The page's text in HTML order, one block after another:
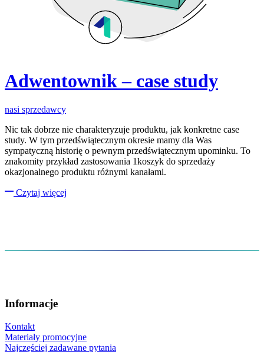
Adwentownik – case study
nasi sprzedawcy
Nic tak dobrze nie charakteryzuje produktu, jak konkretne case
study. W tym przedświątecznym okresie mamy dla Was
sympatyczną historię o pewnym przedświątecznym upominku. To
znakomity przykład zastosowania 1koszyk do sprzedaży
okazjonalnego produktu różnymi kanałami.
Czytaj więcej
Informacje
Kontakt
Materiały promocyjne
Najczęściej zadawane pytania